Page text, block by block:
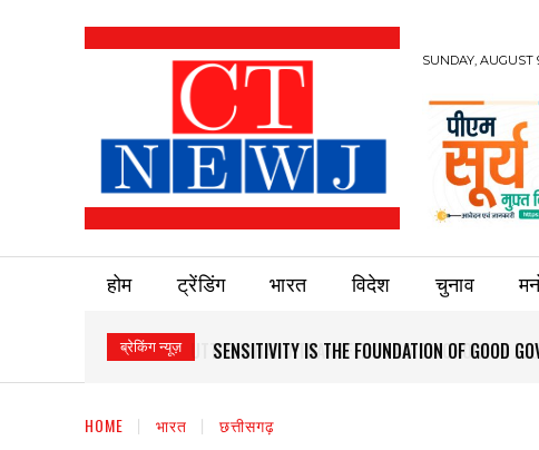
SUNDAY, AUGUST
होम ट्रेंडिंग भारत विदेश चुनाव
ब्रेकिंग न्यूज़ SENSITIVITY IS THE FOUNDATION OF GOOD
HOME भारत छत्तीसगढ़